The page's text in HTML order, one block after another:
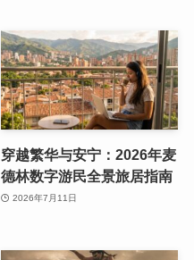
穿越繁华与安宁：2026年麦
德林数字游民全景旅居指南
2026年7月11日